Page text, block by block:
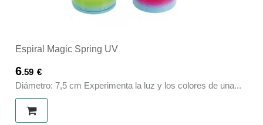
Espiral Magic Spring UV
6.59 €
Diámetro: 7,5 cm Experimenta la luz y los colores de una...